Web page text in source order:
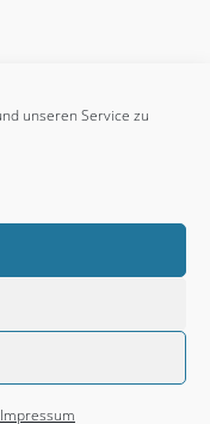
unseren Service zu
Impressum
Richtlinie (EU)